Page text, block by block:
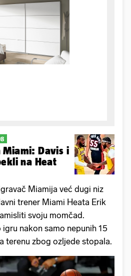
Miami: Davis i
na Heat
Miamija već dugi niz
trener Miami Heata Erik
svoju momčad.
nakon samo nepunih 15
terenu zbog ozljede stopala.